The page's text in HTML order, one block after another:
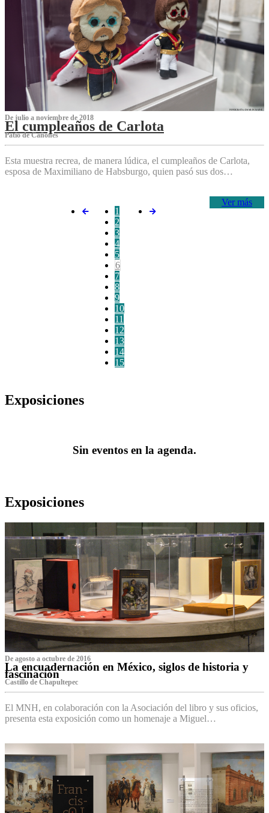
De julio a noviembre de 2018
El cumpleaños de Carlota
Patio de Cañones
Esta muestra recrea, de manera lúdica, el cumpleaños de Carlota,
esposa de Maximiliano de Habsburgo, quien pasó sus dos…
Ver más
1
2
3
4
5
6
7
8
9
10
11
12
13
14
15
Exposiciones
Sin eventos en la agenda.
Exposiciones
De agosto a octubre de 2016
La encuadernación en México, siglos de historia y
fascinación
Castillo de Chapultepec
El MNH, en colaboración con la Asociación del libro y sus oficios,
presenta esta exposición como un homenaje a Miguel…